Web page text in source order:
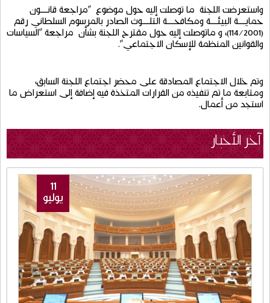
واستعرضتاللجنة ماتوصلتإليهحولموضوع "مراجعةقانــــون
حمايــــةالبيئــــةومكافحــــةالتلــــوثالصادربالمرسومالسلطانيرقم
(114/2001) ،وماتوصلتإليهحولمقترحاللجنةبشأن مراجعة"السياسات
والقوانينالمنظمةللإسكانالاجتماعي".
وتمخلالالاجتماعالمصادقةعلى محضراجتماعاللجنةالسابق،
ومتابعةماتمتنفيذهمنالقراراتالمتخذةفيهإضافةإلىاستعراضما
استجدمنأعمال.
آخر الأخبار
11
يوليو